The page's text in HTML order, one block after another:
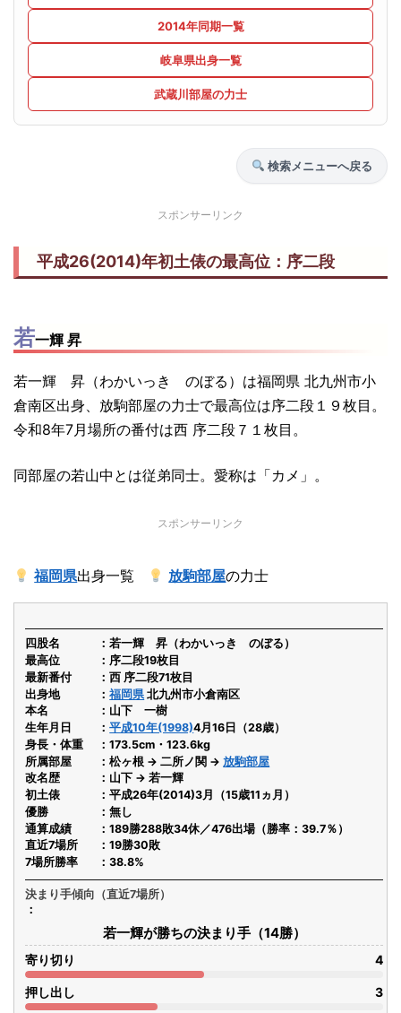
2014年同期一覧
岐阜県出身一覧
武蔵川部屋の力士
検索メニューへ戻る
スポンサーリンク
平成26(2014)年初土俵の最高位：序二段
若一輝 昇
若一輝 昇（わかいっき のぼる）は福岡県 北九州市小
倉南区出身、放駒部屋の力士で最高位は序二段１９枚目。
令和8年7月場所の番付は西 序二段７１枚目。
同部屋の若山中とは従弟同士。愛称は「カメ」。
スポンサーリンク
福岡県出身一覧 放駒部屋の力士
四股名
若一輝 昇（わかいっき のぼる）
最高位
序二段19枚目
最新番付
西 序二段71枚目
出身地
福岡県 北九州市小倉南区
本名
山下 一樹
生年月日
平成10年(1998)4月16日（28歳）
身長・体重
173.5cm・123.6kg
所属部屋
松ヶ根 → 二所ノ関 →放駒部屋
改名歴
山下 → 若一輝
初土俵
平成26年(2014)3月（15歳11ヵ月）
優勝
無し
通算成績
189勝288敗34休／476出場（勝率：39.7％）
直近7場所
19勝30敗
7場所勝率
38.8%
決まり手傾向（直近7場所）
若一輝が勝ちの決まり手（14勝）
寄り切り 4
押し出し 3